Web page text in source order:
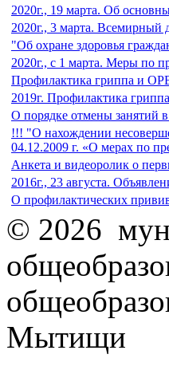
2020г., 19 марта. Об
2020г., 3 марта. Всемирный
"Об охране здоровья
2020г., с 1 марта. Меры по
Профилактика гриппа и
2019г. Профилактика
О порядке отмены занятий
!!! "О нахождении
04.12.2009 г. «О мерах по
Анкета и видеоролик о
2016г., 23 августа.
О профилактических
© 2026
Мытищи